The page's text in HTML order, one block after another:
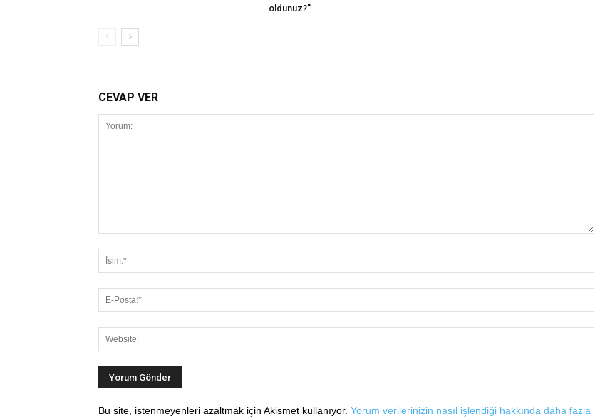
oldunuz?”
CEVAP VER
Bu site, istenmeyenleri azaltmak için Akismet kullanıyor. Yorum verilerinizin nasıl işlendiği hakkında daha fazla